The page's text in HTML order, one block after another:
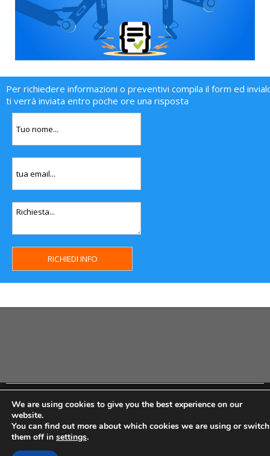
Per richiedere informazioni o preventivi compila il form ed
ti verrà inviata entro poche ore una risposta
Copyright MHWeb © 2018 - Privacy & GDPR - Cookie Policy -
We are using cookies to give you the best experience on our
website.
You can find out more about which cookies we are using or switch
them off in settings.